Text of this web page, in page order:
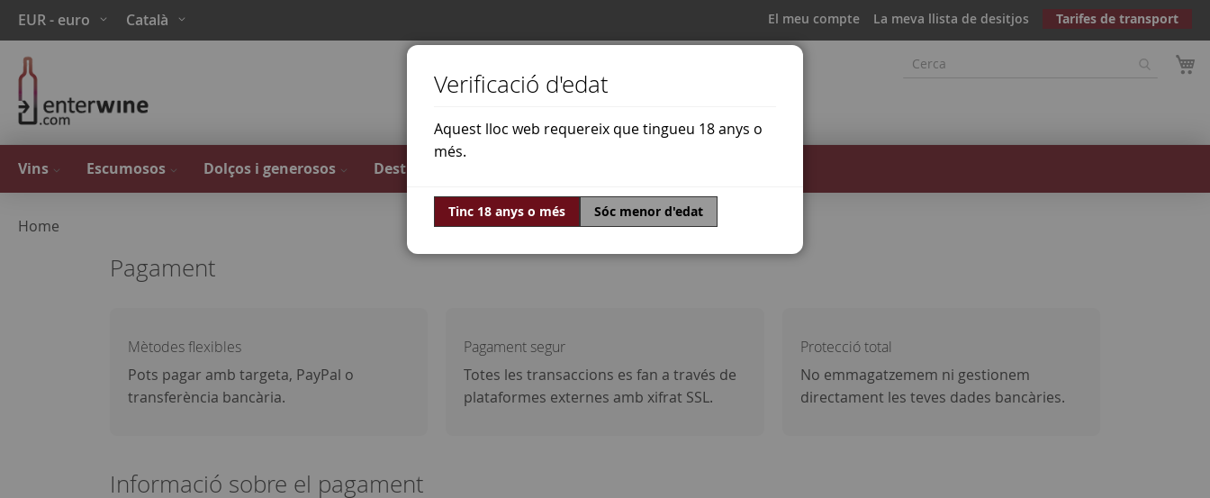
El meu compte La meva llista de desitjos Tarifes de transport
Skip
to
Content
Moneda
EUR - euro Language
Català
Vins Escumosos Dolços i generosos Destil·lats
Home
Pagament
Mètodes flexibles
Pots pagar amb targeta, PayPal o
transferència bancària.
Pagament segur
Totes les transaccions es fan a través de
plataformes externes amb xifrat SSL.
Protecció total
No emmagatzemem ni gestionem
directament les teves dades bancàries.
Informació sobre el pagament
Verificació d'edat
Aquest lloc web requereix que tingueu 18 anys o
més.
Tinc 18 anys o més Sóc menor d'edat